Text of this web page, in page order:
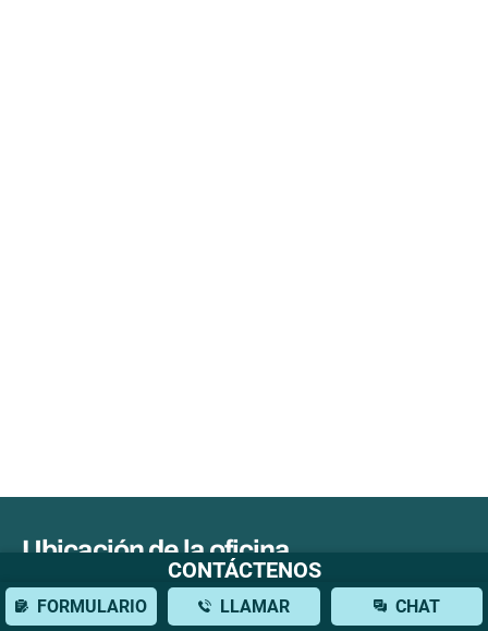
Ubicación de la oficina
777 3rd Ave, 38th Floor
CONTÁCTENOS
FORMULARIO LLAMAR CHAT